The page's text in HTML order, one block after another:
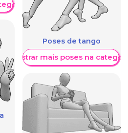
Poses de tango
Mostrar mais poses na